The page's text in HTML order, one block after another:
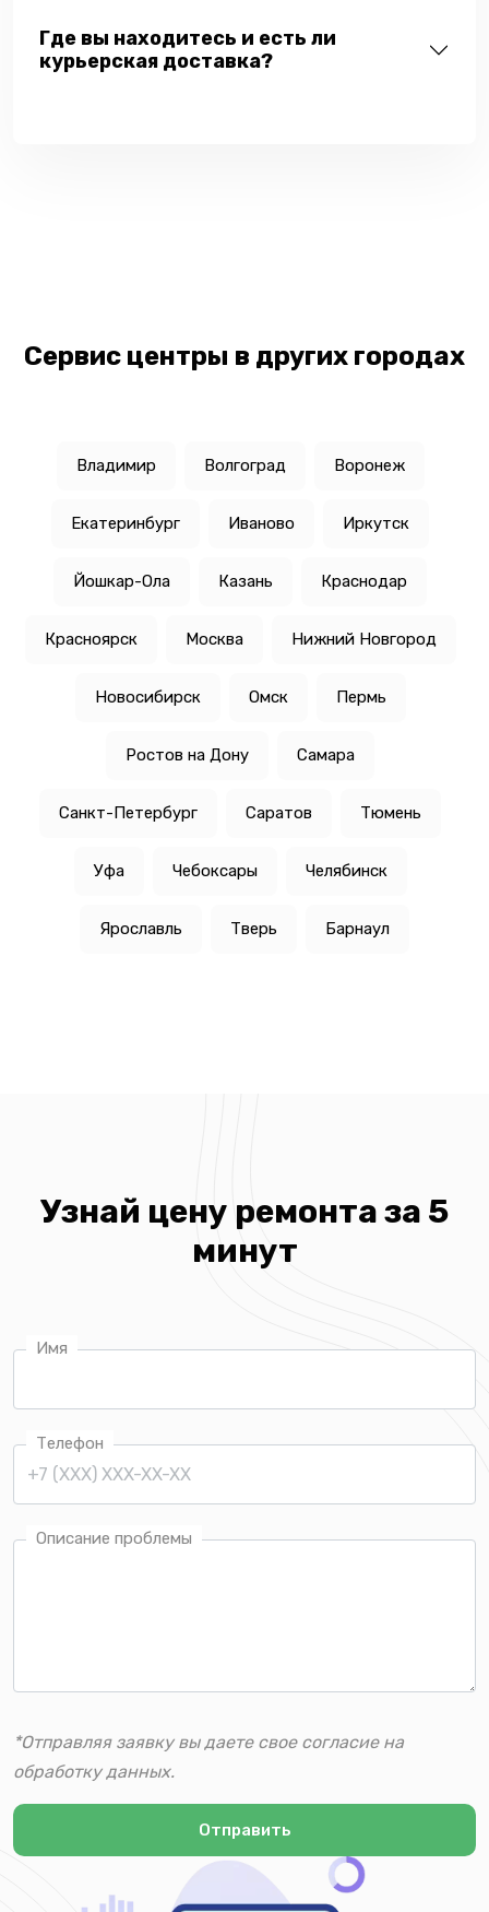
Где вы находитесь и есть ли
курьерская доставка?
Сервис центры в других городах
Владимир Волгоград Воронеж
Екатеринбург Иваново Иркутск
Йошкар-Ола Казань Краснодар
Красноярск Москва Нижний Новгород
Новосибирск Омск Пермь
Ростов на Дону Самара
Санкт-Петербург Саратов Тюмень
Уфа Чебоксары Челябинск
Ярославль Тверь Барнаул
Узнай цену ремонта за 5
минут
Имя
Телефон
Описание проблемы
*Отправляя заявку вы даете свое согласие на
обработку данных.
Отправить